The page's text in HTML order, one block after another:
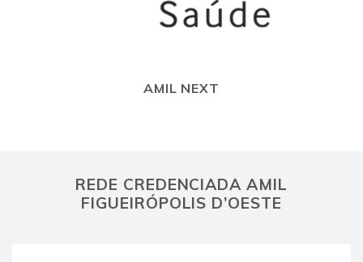
AMIL NEXT
REDE CREDENCIADA AMIL
FIGUEIRÓPOLIS D’OESTE